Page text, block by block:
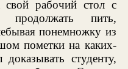
рабочий стол с
продолжать пить,
понемножку из
пометки на каких-
студенту,